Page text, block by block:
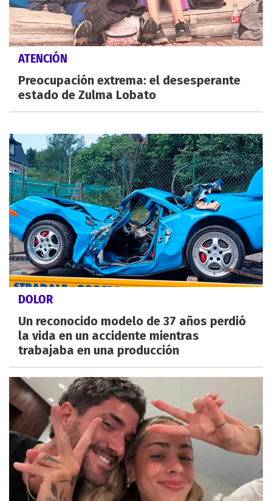
ATENCIÓN
Preocupación extrema: el desesperante
estado de Zulma Lobato
DOLOR
Un reconocido modelo de 37 años perdió
la vida en un accidente mientras
trabajaba en una producción